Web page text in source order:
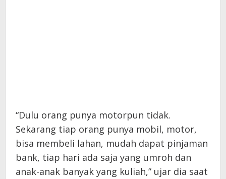
“Dulu orang punya motorpun tidak.
Sekarang tiap orang punya mobil, motor,
bisa membeli lahan, mudah dapat pinjaman
bank, tiap hari ada saja yang umroh dan
anak-anak banyak yang kuliah,” ujar dia saat